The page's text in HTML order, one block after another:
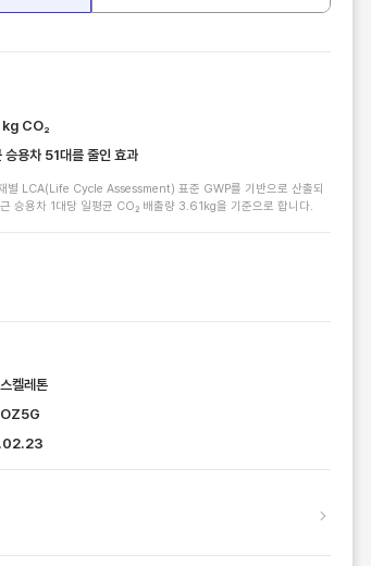
kg CO₂
승용차 51대를 줄인 효과
별 LCA(Life Cycle Assessment) 표준 GWP를 기반으로 산출되
승용차 1대당 일평균 CO₂ 배출량 3.61kg을 기준으로 합니다.
켈레톤